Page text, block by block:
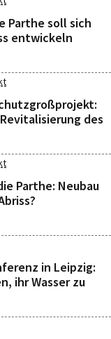
Parthe soll sich
entwickeln
des
Parthe: Neubau
in Leipzig:
ihr Wasser zu